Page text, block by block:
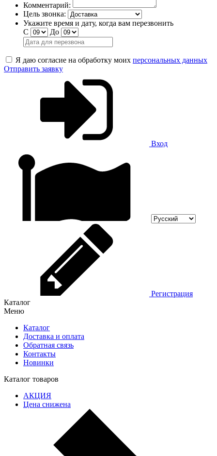
Комментарий:
Цель звонка:
Укажите время и дату, когда вам перезвонить
С
До
Я даю согласие на обработку моих персональных данных
Отправить заявку
Вход
Регистрация
Каталог
Меню
Каталог
Доставка и оплата
Обратная связь
Контакты
Новинки
Каталог товаров
АКЦИЯ
Цена снижена